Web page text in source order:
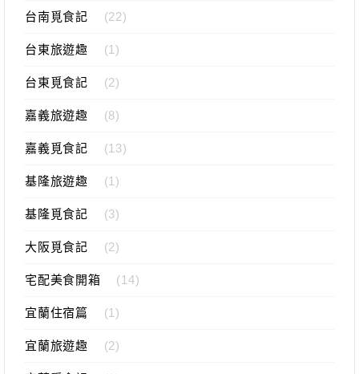
台南覓食記 (22)
台東旅遊趣 (1)
台東覓食記 (2)
嘉義旅遊趣 (8)
嘉義覓食記 (13)
基隆旅遊趣 (1)
基隆覓食記 (3)
大阪覓食記 (2)
宅配美食開箱 (14)
宜蘭住宿篇 (1)
宜蘭旅遊趣 (2)